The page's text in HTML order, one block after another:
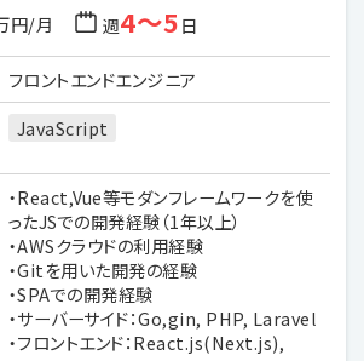
円/月 週4〜5日
フロントエンドエンジニア
JavaScript
・React,Vue等モダンフレームワークを使
ったJSでの開発経験（1年以上）
・AWSクラウドの利用経験
・Gitを用いた開発の経験
・SPAでの開発経験
・サーバーサイド：Go,gin, PHP, Laravel
・フロントエンド：React.js(Next.js),